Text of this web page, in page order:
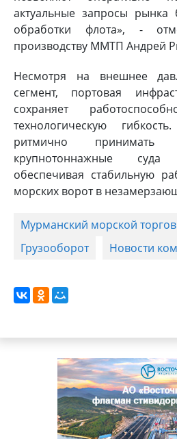
актуальные запросы рынка
обработки флота», -
производству ММТП Андрей
Несмотря на внешнее
сегмент, портовая
сохраняет
технологическую
ритмично принимать
крупнотоннажные суда
обеспечивая стабильную
морских ворот в
Мурманский морской
Грузооборот
Новости